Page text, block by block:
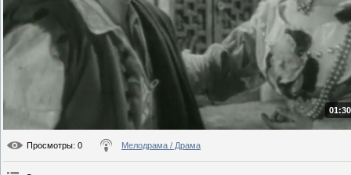
Просмотры: 0 Мелодрама / Драма